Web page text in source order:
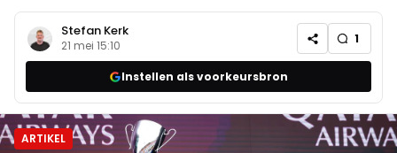
Stefan Kerk
21 mei 15:10 1
Instellen als voorkeursbron
ARTIKEL